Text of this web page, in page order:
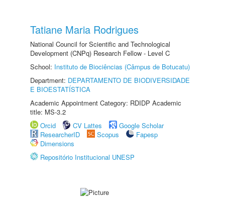
Tatiane Maria Rodrigues
National Council for Scientific and Technological
Development (CNPq) Research Fellow - Level C
School: Instituto de Biociências (Câmpus de Botucatu)
Department: DEPARTAMENTO DE BIODIVERSIDADE
E BIOESTATÍSTICA
Academic Appointment Category: RDIDP Academic
title: MS-3.2
Orcid
CV Lattes
Google Scholar
ResearcherID
Scopus
Fapesp
Dimensions
Repositório Institucional UNESP